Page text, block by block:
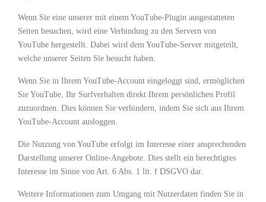
Wenn Sie eine unserer mit einem YouTube-Plugin ausgestatteten
Seiten besuchen, wird eine Verbindung zu den Servern von
YouTube hergestellt. Dabei wird dem YouTube-Server mitgeteilt,
welche unserer Seiten Sie besucht haben.
Wenn Sie in Ihrem YouTube-Account eingeloggt sind, ermöglichen
Sie YouTube, Ihr Surfverhalten direkt Ihrem persönlichen Profil
zuzuordnen. Dies können Sie verhindern, indem Sie sich aus Ihrem
YouTube-Account ausloggen.
Die Nutzung von YouTube erfolgt im Interesse einer ansprechenden
Darstellung unserer Online-Angebote. Dies stellt ein berechtigtes
Interesse im Sinne von Art. 6 Abs. 1 lit. f DSGVO dar.
Weitere Informationen zum Umgang mit Nutzerdaten finden Sie in